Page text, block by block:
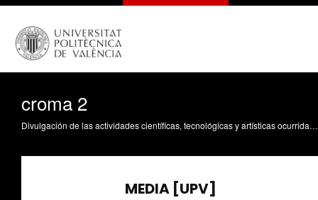
croma 2
Divulgación de las actividades científicas, tecnológicas y artísticas ocurridas en los tres campus de la UPV